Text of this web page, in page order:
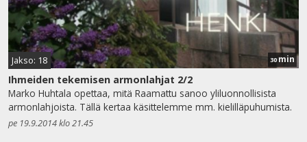
Jakso: 18 30min
Ihmeiden tekemisen armonlahjat 2/2
Marko Huhtala opettaa, mitä Raamattu sanoo yliluonnollisista
armonlahjoista. Tällä kertaa käsittelemme mm. kielilläpuhumista.
pe 19.9.2014 klo 21.45